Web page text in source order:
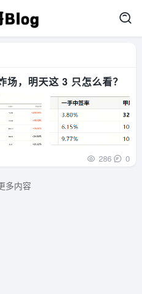
，明天这 3 只怎么看？
286 0
多内容